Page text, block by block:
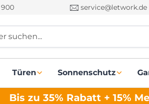
900 service@letwork.de
suchen...
Türen Sonnenschutz
Bis zu 35% Rabatt + 15%